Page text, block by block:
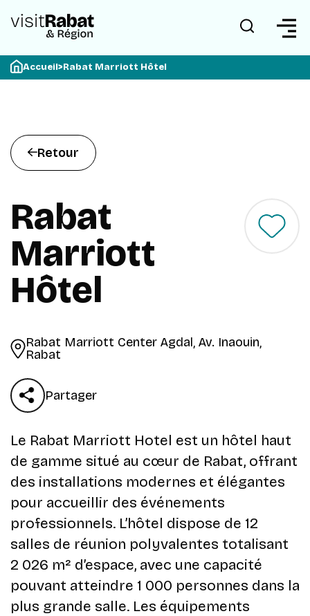
Accueil>Rabat Marriott Hôtel
Retour
Rabat
Marriott
Hôtel
Rabat Marriott Center Agdal, Av. Inaouin,
Rabat
Partager
Le Rabat Marriott Hotel est un hôtel haut
de gamme situé au cœur de Rabat, offrant
des installations modernes et élégantes
pour accueillir des événements
professionnels. L’hôtel dispose de 12
salles de réunion polyvalentes totalisant
2 026 m² d’espace, avec une capacité
pouvant atteindre 1 000 personnes dans la
plus grande salle. Les équipements